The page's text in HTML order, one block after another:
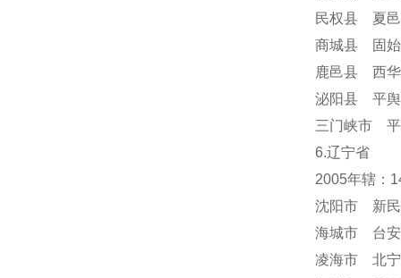
民权县 夏
商城县 固
鹿邑县 西
泌阳县 平
三门峡市
6.辽宁省
2005年辖：
沈阳市 新
海城市 台
凌海市 北